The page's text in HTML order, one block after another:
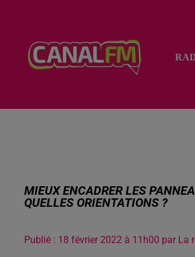
MIEUX ENCADRER LES
QUELLES ORIENTATIONS ?
Publié : 18 février 2022 à 11h00 par La